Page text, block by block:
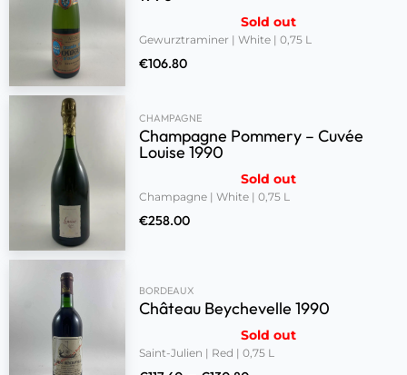
Sold out
Gewurztraminer | White | 0,75 L
€106.80
CHAMPAGNE
Champagne Pommery – Cuvée
Louise 1990
Sold out
Champagne | White | 0,75 L
€258.00
BORDEAUX
Château Beychevelle 1990
Sold out
Saint-Julien | Red | 0,75 L